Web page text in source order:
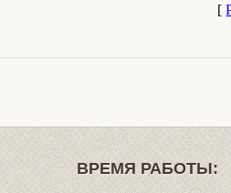
[
ВРЕМЯ РАБОТЫ: